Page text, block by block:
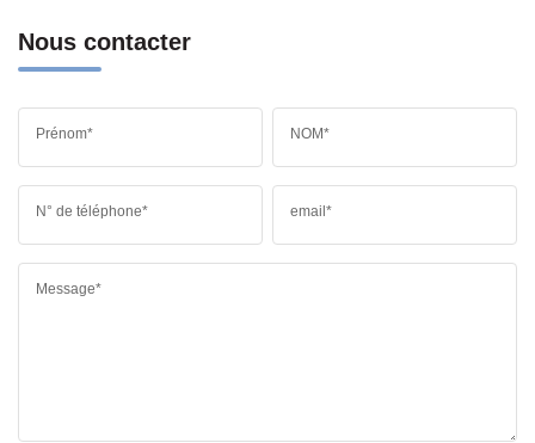
Nous contacter
Prénom* NOM*
N° de téléphone* email*
Message*